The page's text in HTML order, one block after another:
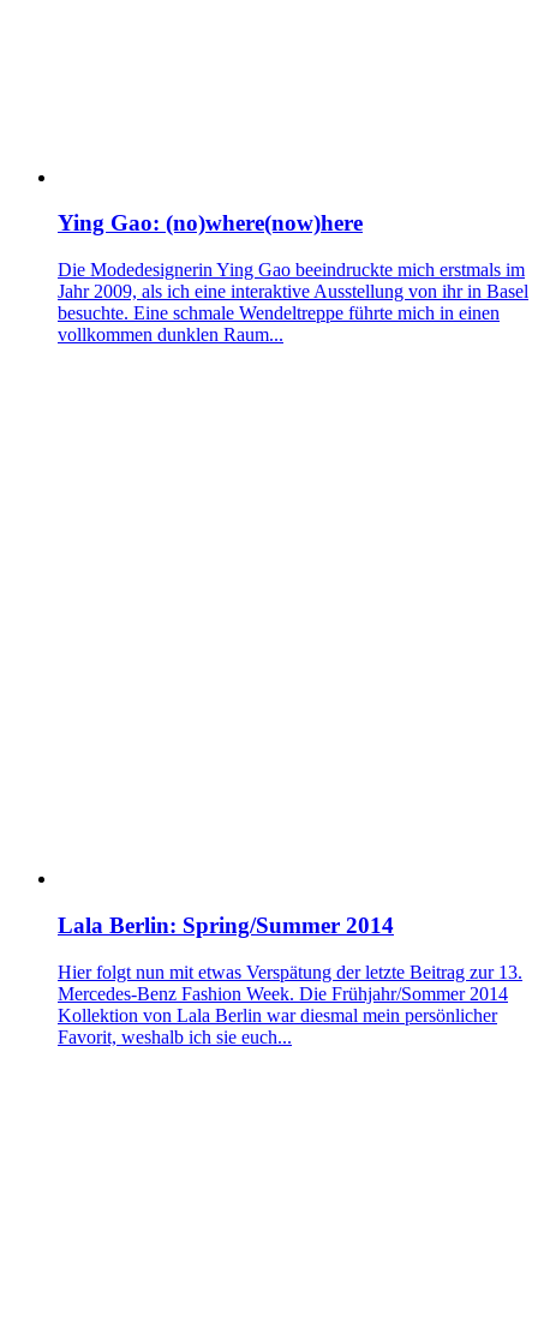
Ying Gao: (no)where(now)here
Die Modedesignerin Ying Gao beeindruckte mich erstmals im
Jahr 2009, als ich eine interaktive Ausstellung von ihr in Basel
besuchte. Eine schmale Wendeltreppe führte mich in einen
vollkommen dunklen Raum...
Lala Berlin: Spring/Summer 2014
Hier folgt nun mit etwas Verspätung der letzte Beitrag zur 13.
Mercedes-Benz Fashion Week. Die Frühjahr/Sommer 2014
Kollektion von Lala Berlin war diesmal mein persönlicher
Favorit, weshalb ich sie euch...